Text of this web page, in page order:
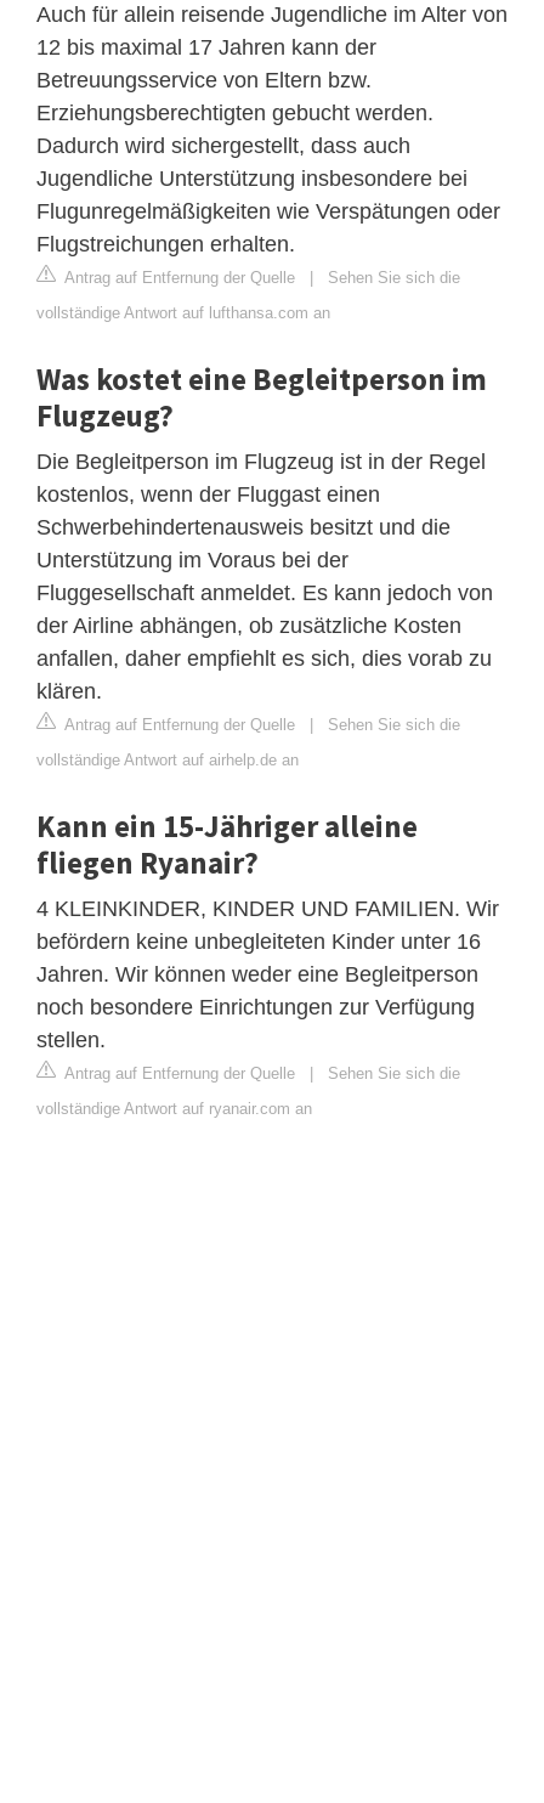
Auch für allein reisende Jugendliche im Alter von
12 bis maximal 17 Jahren kann der
Betreuungsservice von Eltern bzw.
Erziehungsberechtigten gebucht werden.
Dadurch wird sichergestellt, dass auch
Jugendliche Unterstützung insbesondere bei
Flugunregelmäßigkeiten wie Verspätungen oder
Flugstreichungen erhalten.
Antrag auf Entfernung der Quelle | Sehen Sie sich die
vollständige Antwort auf lufthansa.com an
Was kostet eine Begleitperson im
Flugzeug?
Die Begleitperson im Flugzeug ist in der Regel
kostenlos, wenn der Fluggast einen
Schwerbehindertenausweis besitzt und die
Unterstützung im Voraus bei der
Fluggesellschaft anmeldet. Es kann jedoch von
der Airline abhängen, ob zusätzliche Kosten
anfallen, daher empfiehlt es sich, dies vorab zu
klären.
Antrag auf Entfernung der Quelle | Sehen Sie sich die
vollständige Antwort auf airhelp.de an
Kann ein 15-Jähriger alleine
fliegen Ryanair?
4 KLEINKINDER, KINDER UND FAMILIEN. Wir
befördern keine unbegleiteten Kinder unter 16
Jahren. Wir können weder eine Begleitperson
noch besondere Einrichtungen zur Verfügung
stellen.
Antrag auf Entfernung der Quelle | Sehen Sie sich die
vollständige Antwort auf ryanair.com an